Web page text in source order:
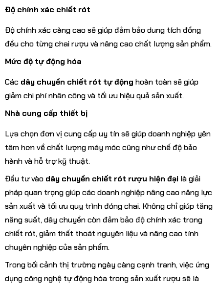
Độ chính xác chiết rót
Độ chính xác càng cao sẽ giúp đảm bảo dung tích đồng
đều cho từng chai rượu và nâng cao chất lượng sản phẩm.
Mức độ tự động hóa
Các dây chuyền chiết rót tự động hoàn toàn sẽ giúp
giảm chi phí nhân công và tối ưu hiệu quả sản xuất.
Nhà cung cấp thiết bị
Lựa chọn đơn vị cung cấp uy tín sẽ giúp doanh nghiệp yên
tâm hơn về chất lượng máy móc cũng như chế độ bảo
hành và hỗ trợ kỹ thuật.
Đầu tư vào dây chuyền chiết rót rượu hiện đại là giải
pháp quan trọng giúp các doanh nghiệp nâng cao năng lực
sản xuất và tối ưu quy trình đóng chai. Không chỉ giúp tăng
năng suất, dây chuyền còn đảm bảo độ chính xác trong
chiết rót, giảm thất thoát nguyên liệu và nâng cao tính
chuyên nghiệp của sản phẩm.
Trong bối cảnh thị trường ngày càng cạnh tranh, việc ứng
dụng công nghệ tự động hóa trong sản xuất rượu sẽ là